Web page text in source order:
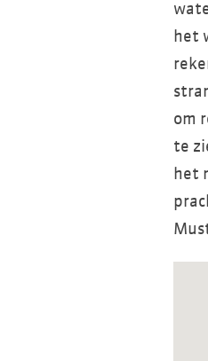
het
om
te
het